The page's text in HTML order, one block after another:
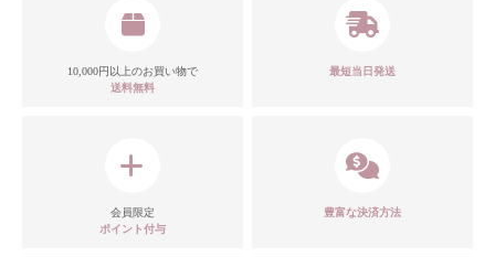
10,000円以上のお買い物で
送料無料
最短当日発送
会員限定
ポイント付与
豊富な決済方法